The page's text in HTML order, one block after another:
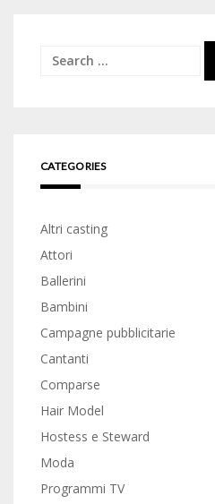
Search
CATEGORIES
Altri casting
Attori
Ballerini
Bambini
Campagne pubblicitarie
Cantanti
Comparse
Hair Model
Hostess e Steward
Moda
Programmi TV